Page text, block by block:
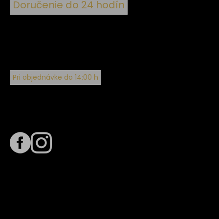
Doručenie do 24 hodín
Pri objednávke do 14:00 h